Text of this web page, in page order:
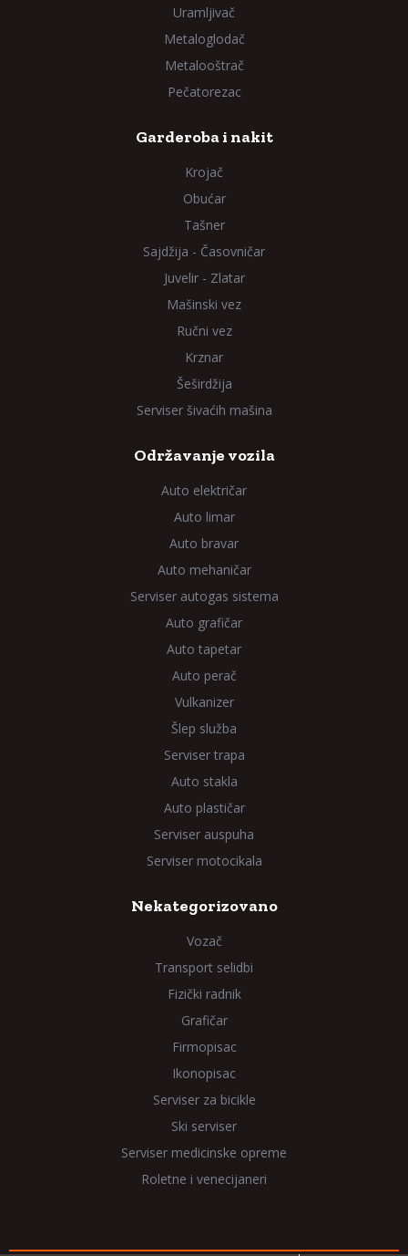
Uramljivač
Metaloglodač
Metalooštrač
Pečatorezac
Garderoba i nakit
Krojač
Obućar
Tašner
Sajdžija - Časovničar
Juvelir - Zlatar
Mašinski vez
Ručni vez
Krznar
Šeširdžija
Serviser šivaćih mašina
Održavanje vozila
Auto električar
Auto limar
Auto bravar
Auto mehaničar
Serviser autogas sistema
Auto grafičar
Auto tapetar
Auto perač
Vulkanizer
Šlep služba
Serviser trapa
Auto stakla
Auto plastičar
Serviser auspuha
Serviser motocikala
Nekategorizovano
Vozač
Transport selidbi
Fizički radnik
Grafičar
Firmopisac
Ikonopisac
Serviser za bicikle
Ski serviser
Serviser medicinske opreme
Roletne i venecijaneri